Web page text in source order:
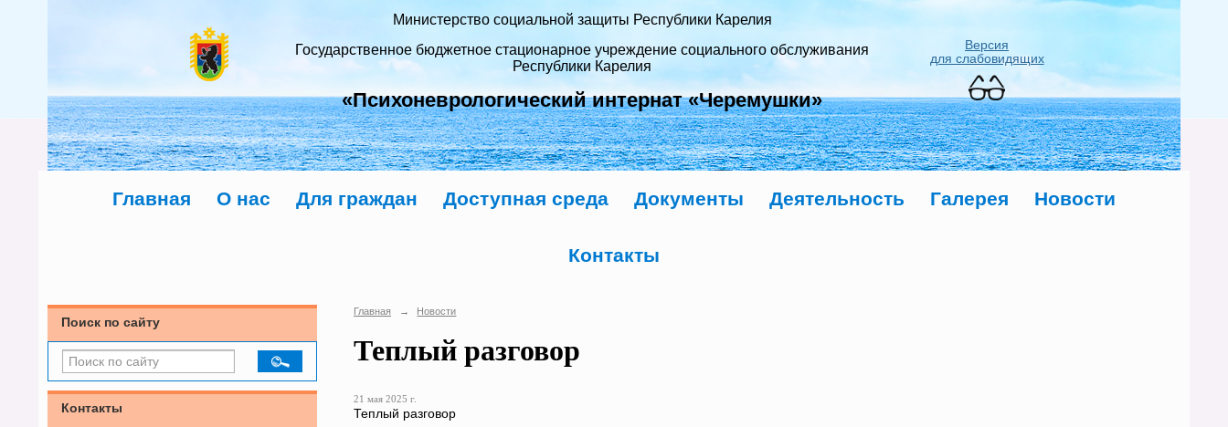
Министерство социальной защиты Республики Карелия
Государственное бюджетное стационарное учреждение социального обслуживания
Республики Карелия
«Психоневрологический интернат «Черемушки»
Версия
для слабовидящих
Главная О нас Для граждан Доступная среда Документы Деятельность Галерея Новости
Контакты
Поиск по сайту
Контакты
Главная → Новости
Теплый разговор
21 мая 2025 г.
Теплый разговор